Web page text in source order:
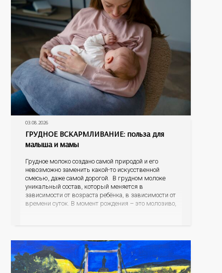
03.08.2026
ГРУДНОЕ ВСКАРМЛИВАНИЕ: польза для
малыша и мамы
Грудное молоко создано самой природой и его
невозможно заменить какой-то искусственной
смесью, даже самой дорогой. В грудном молоке
уникальный состав, который меняется в
зависимости от возраста ребёнка, в зависимости от
времени суток. В момент рождения – это молозиво,